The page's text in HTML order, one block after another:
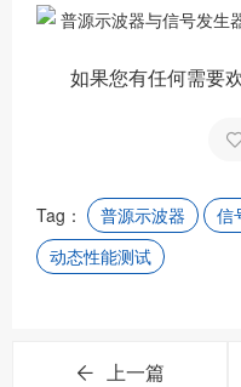
如果您有任何需要
Tag： 普源示波器 信
动态性能测试
上一篇